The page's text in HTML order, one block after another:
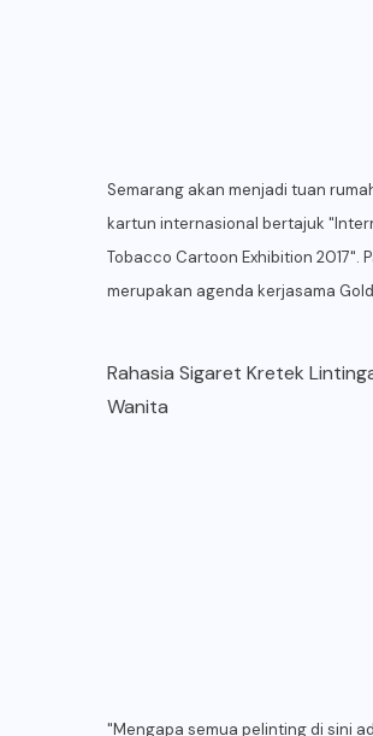
Semarang akan menjadi tuan
kartun internasional bertajuk
Tobacco Cartoon Exhibition 2017".
merupakan agenda kerjasama Gold
Rahasia Sigaret Kretek
Wanita
"Mengapa semua pelinting di sini